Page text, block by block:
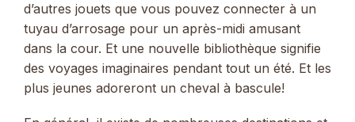
d’autres jouets que vous pouvez connecter à un
tuyau d’arrosage pour un après-midi amusant
dans la cour. Et une nouvelle bibliothèque signifie
des voyages imaginaires pendant tout un été. Et les
plus jeunes adoreront un cheval à bascule!